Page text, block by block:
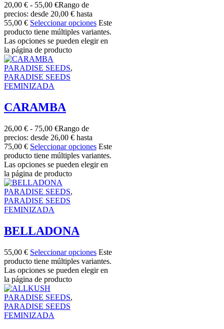
20,00 € - 55,00 €Rango de
precios: desde 20,00 € hasta
55,00 € Seleccionar opciones Este
producto tiene múltiples variantes.
Las opciones se pueden elegir en
la página de producto
PARADISE SEEDS,
PARADISE SEEDS
FEMINIZADA
CARAMBA
26,00 € - 75,00 €Rango de
precios: desde 26,00 € hasta
75,00 € Seleccionar opciones Este
producto tiene múltiples variantes.
Las opciones se pueden elegir en
la página de producto
PARADISE SEEDS,
PARADISE SEEDS
FEMINIZADA
BELLADONA
55,00 € Seleccionar opciones Este
producto tiene múltiples variantes.
Las opciones se pueden elegir en
la página de producto
PARADISE SEEDS,
PARADISE SEEDS
FEMINIZADA